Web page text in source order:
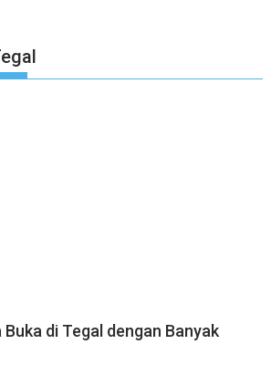
di Tegal dengan Banyak